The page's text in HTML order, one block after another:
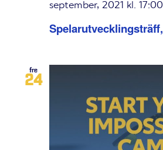
september, 2021 kl. 17:00
fre
24